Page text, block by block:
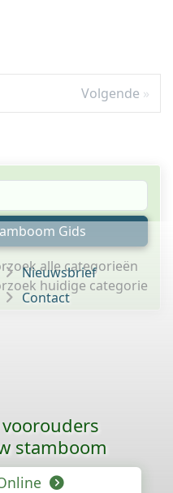
Volgende
Gids
alle categorieën
huidige categorie
Nieuwsbrief
Contact
stamboom